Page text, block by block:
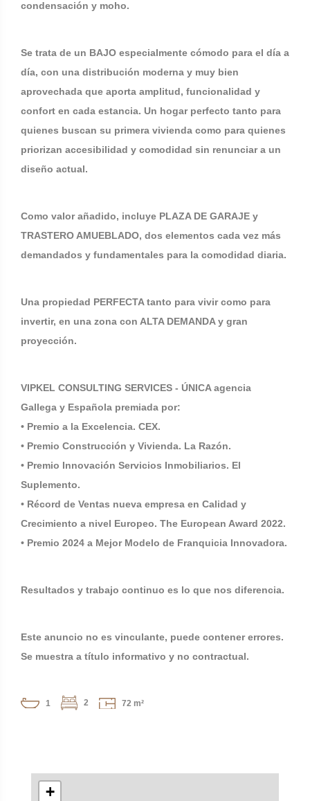
condensación y moho.
Se trata de un BAJO especialmente cómodo para el día a
día, con una distribución moderna y muy bien
aprovechada que aporta amplitud, funcionalidad y
confort en cada estancia. Un hogar perfecto tanto para
quienes buscan su primera vivienda como para quienes
priorizan accesibilidad y comodidad sin renunciar a un
diseño actual.
Como valor añadido, incluye PLAZA DE GARAJE y
TRASTERO AMUEBLADO, dos elementos cada vez más
demandados y fundamentales para la comodidad diaria.
Una propiedad PERFECTA tanto para vivir como para
invertir, en una zona con ALTA DEMANDA y gran
proyección.
VIPKEL CONSULTING SERVICES - ÚNICA agencia
Gallega y Española premiada por:
• Premio a la Excelencia. CEX.
• Premio Construcción y Vivienda. La Razón.
• Premio Innovación Servicios Inmobiliarios. El
Suplemento.
• Récord de Ventas nueva empresa en Calidad y
Crecimiento a nivel Europeo. The European Award 2022.
• Premio 2024 a Mejor Modelo de Franquicia Innovadora.
Resultados y trabajo continuo es lo que nos diferencia.
Este anuncio no es vinculante, puede contener errores.
Se muestra a título informativo y no contractual.
1 2 72 m²
+